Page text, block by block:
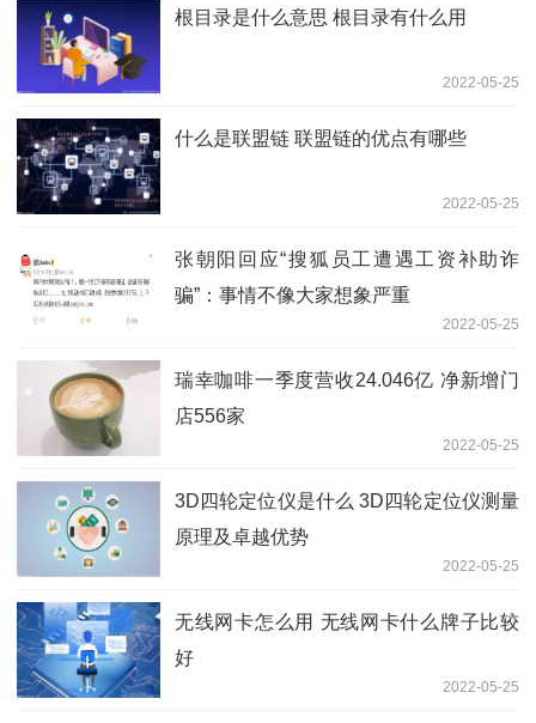
根目录是什么意思 根目录有什么用
2022-05-25
什么是联盟链 联盟链的优点有哪些
2022-05-25
张朝阳回应“搜狐员工遭遇工资补助诈
骗”：事情不像大家想象严重
2022-05-25
瑞幸咖啡一季度营收24.046亿 净新增门
店556家
2022-05-25
3D四轮定位仪是什么 3D四轮定位仪测量
原理及卓越优势
2022-05-25
无线网卡怎么用 无线网卡什么牌子比较
好
2022-05-25